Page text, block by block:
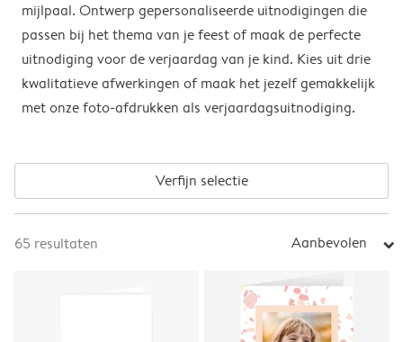
mijlpaal. Ontwerp gepersonaliseerde uitnodigingen die
passen bij het thema van je feest of maak de perfecte
uitnodiging voor de verjaardag van je kind. Kies uit drie
kwalitatieve afwerkingen of maak het jezelf gemakkelijk
met onze foto-afdrukken als verjaardagsuitnodiging.
Verfijn selectie
65 resultaten Aanbevolen arrow_right